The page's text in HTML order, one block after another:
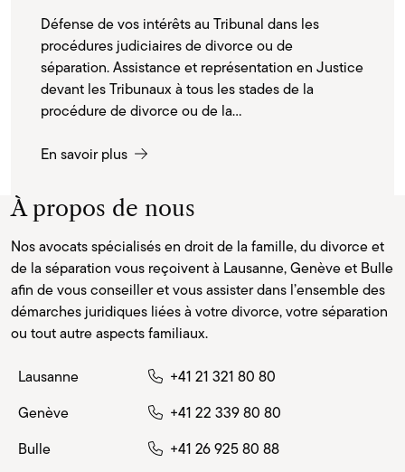
Défense de vos intérêts au Tribunal dans les
procédures judiciaires de divorce ou de
séparation. Assistance et représentation en Justice
devant les Tribunaux à tous les stades de la
procédure de divorce ou de la...
En savoir plus
À propos de nous
Nos avocats spécialisés en droit de la famille, du divorce et
de la séparation vous reçoivent à Lausanne, Genève et Bulle
afin de vous conseiller et vous assister dans l’ensemble des
démarches juridiques liées à votre divorce, votre séparation
ou tout autre aspects familiaux.
Lausanne
+41 21 321 80 80
Genève
+41 22 339 80 80
Bulle
+41 26 925 80 88